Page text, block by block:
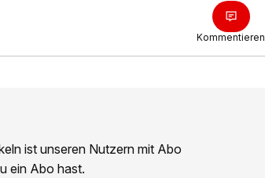
Kommentieren
ist unseren Nutzern mit Abo
ein Abo hast.